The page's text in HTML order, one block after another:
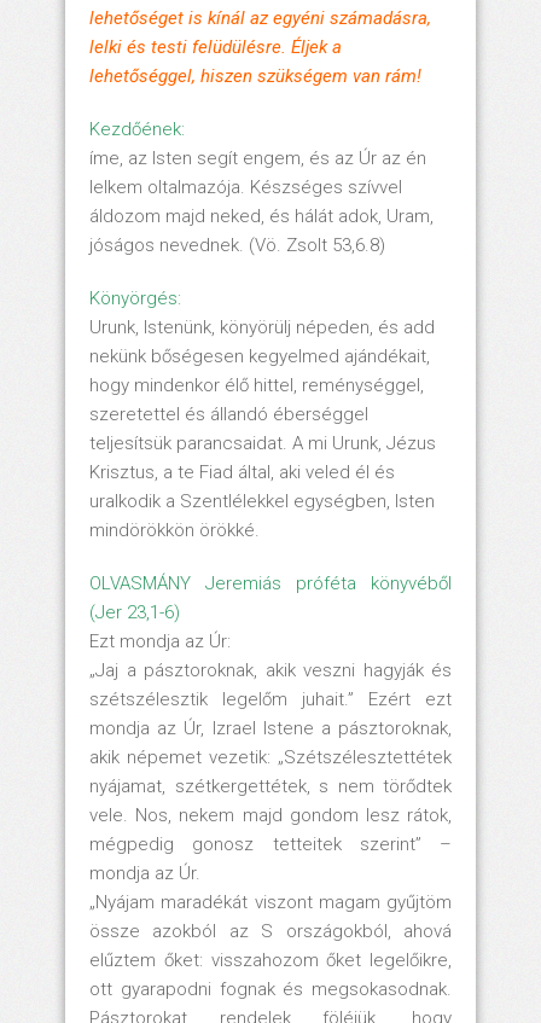
lehetőséget is kínál az egyéni számadásra,
lelki és testi felüdülésre. Éljek a
lehetőséggel, hiszen szükségem van rám!
Kezdőének:
íme, az Isten segít engem, és az Úr az én
lelkem oltalmazója. Készséges szívvel
áldozom majd neked, és hálát adok, Uram,
jóságos nevednek. (Vö. Zsolt 53,6.8)
Könyörgés:
Urunk, Istenünk, könyörülj népeden, és add
nekünk bőségesen kegyelmed ajándékait,
hogy mindenkor élő hittel, reménységgel,
szeretettel és állandó éberséggel
teljesítsük parancsaidat. A mi Urunk, Jézus
Krisztus, a te Fiad által, aki veled él és
uralkodik a Szentlélekkel egységben, Isten
mindörökkön örökké.
OLVASMÁNY Jeremiás próféta könyvéből
(Jer 23,1-6)
Ezt mondja az Úr:
„Jaj a pásztoroknak, akik veszni hagyják és
szétszélesztik legelőm juhait.” Ezért ezt
mondja az Úr, Izrael Istene a pásztoroknak,
akik népemet vezetik: „Szétszélesztettétek
nyájamat, szétkergettétek, s nem törődtek
vele. Nos, nekem majd gondom lesz rátok,
mégpedig gonosz tetteitek szerint” –
mondja az Úr.
„Nyájam maradékát viszont magam gyűjtöm
össze azokból az S országokból, ahová
elűztem őket: visszahozom őket legelőikre,
ott gyarapodni fognak és megsokasodnak.
Pásztorokat rendelek föléjük, hogy